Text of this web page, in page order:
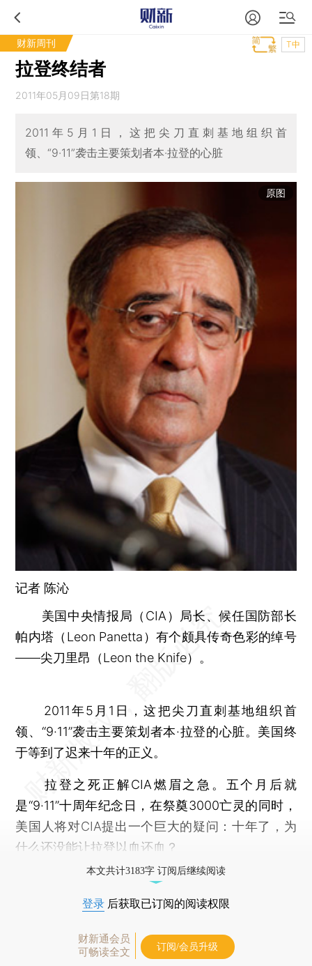
财新周刊 T中
拉登终结者
2011年05月09日第18期
2011年5月1日，这把尖刀直刺基地组织首
领、“9·11”袭击主要策划者本·拉登的心脏
原图
记者 陈沁
美国中央情报局（CIA）局长、候任国防部长
帕内塔（Leon Panetta）有个颇具传奇色彩的绰号
——尖刀里昂（Leon the Knife）。
2011年5月1日，这把尖刀直刺基地组织首
领、“9·11”袭击主要策划者本·拉登的心脏。美国终
于等到了迟来十年的正义。
拉登之死正解CIA燃眉之急。五个月后就
是“9·11”十周年纪念日，在祭奠3000亡灵的同时，
美国人将对CIA提出一个巨大的疑问：十年了，为
什么还没能让拉登以血还血？
本文共计3183字 订阅后继续阅读
登录 后获取已订阅的阅读权限
财新通会员
可畅读全文
订阅/会员升级